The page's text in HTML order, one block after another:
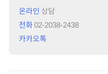
온라인 상담
전화02-2038-2438
카카오톡